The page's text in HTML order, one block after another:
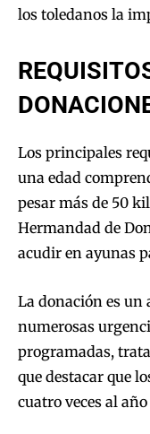
los toledanos la
Los principales
una edad
pesar más de 50
Hermandad de
acudir en ayunas
La donación es un
numerosas
programadas,
que destacar que
cuatro veces al